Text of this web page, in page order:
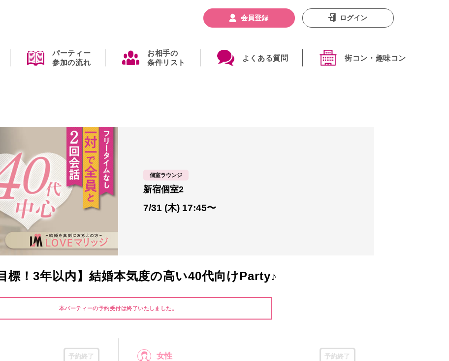
パーティー
参加の流れ
お相手の
条件リスト
よくある質問 街コン・趣味コン
会員登録 ログイン
7/31 (木) 17:45〜
個室ラウンジ
新宿個室2
標！3年以内】結婚本気度の高い40代向けParty♪
本パーティーの予約受付は終了いたしました。
予約終了 女性 予約終了